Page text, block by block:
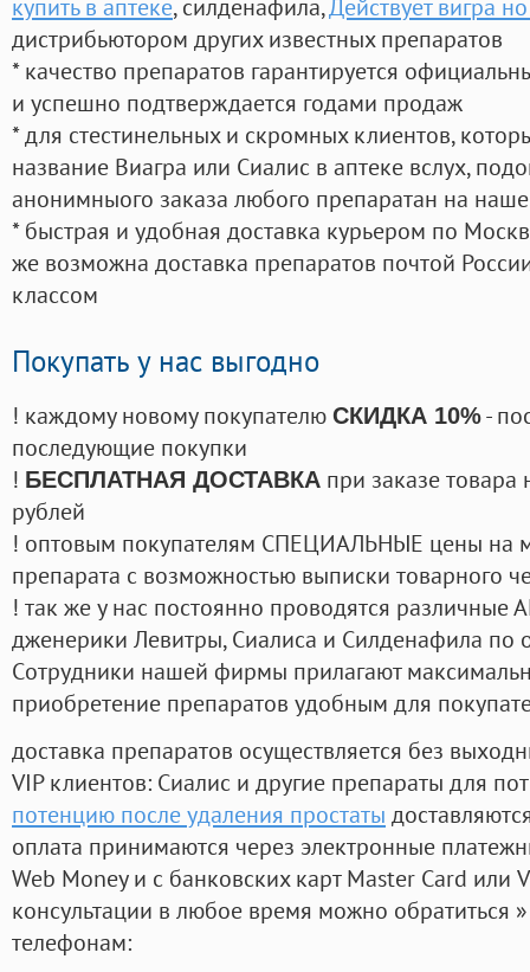
купить в аптеке, силденафила,Действует вигра
дистрибьютором других известных препаратов
* качество препаратов гарантируется
и успешно подтверждается годами продаж
* для стестинельных и скромных клиентов,
название Виагра или Сиалис в аптеке вслух,
анонимныого заказа любого препаратан на
* быстрая и удобная доставка курьером по
же возможна доставка препаратов почтой
классом
Покупать у нас выгодно
! каждому новому покупателю СКИДКА 10%-
последующие покупки
! БЕСПЛАТНАЯ ДОСТАВКА при заказе
рублей
! оптовым покупателям СПЕЦИАЛЬНЫЕ цены на
препарата с возможностью выписки товарного
! так же у нас постоянно проводятся
дженерики Левитры, Сиалиса и Силденафила по
Cотрудники нашей фирмы прилагают
приобретение препаратов удобным для
доставка препаратов осуществляется без
VIP клиентов: Сиалис и другие препараты для
потенцию после удаления простаты
оплата принимаются через электронные
Web Money и с банковских карт Master Card или
консультации в любое время можно обратиться
телефонам: